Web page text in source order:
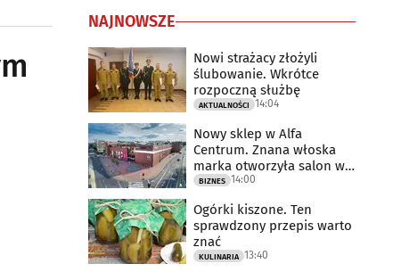
NAJNOWSZE
Nowi strażacy złożyli
ślubowanie. Wkrótce
rozpoczną służbę
AKTUALNOŚCI 14:04
Nowy sklep w Alfa
Centrum. Znana włoska
marka otworzyła salon w
Białymstoku
BIZNES 14:00
Ogórki kiszone. Ten
sprawdzony przepis warto
znać
KULINARIA 13:40